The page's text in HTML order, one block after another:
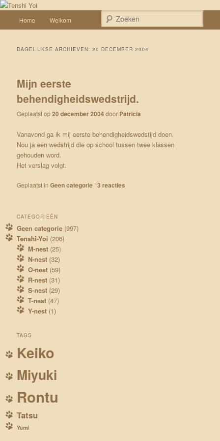
Spring naar de primaire inhoud
Spring naar de secundaire inhoud
Tenshi Yoi
Een weblog over onze Shiba’s (Keiko, Rontu, Miyuki, Tatsu en Yumi)
Home Welkom
DAGELIJKSE ARCHIEVEN:20 DECEMBER 2004
Mijn eerste
behendigheidswedstrijd.
Geplaatst op20 december 2004door Patricia
Vanavond ga ik mij eerste behendigheidswedstijd doen.
Nou ja een wedstrijd die op school tussen twee klassen
gehouden word.
Het verslag volgt.
Geplaatst in Geen categorie |3 reacties
CATEGORIEËN
Geen categorie (997)
Tenshi-Yoi (206)
M-nest(25)
N-nest(32)
O-nest(59)
R-nest(31)
S-nest(29)
T-nest(47)
Y-nest(1)
TAGS
Keiko
Miyuki
Rontu
Tatsu
Yumi